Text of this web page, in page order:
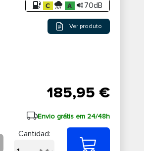
70dB
Ver produto
185,95 €
Envio grátis em 24/48h
Cantidad: